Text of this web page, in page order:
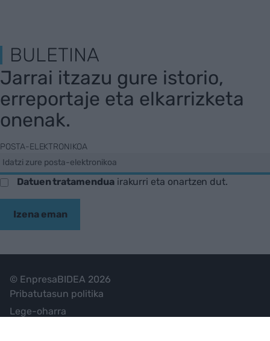
BULETINA
Jarrai itzazu gure istorio,
erreportaje eta elkarrizketa
onenak.
POSTA-ELEKTRONIKOA
Datuen tratamenduairakurri eta onartzen dut.
Izena eman
© EnpresaBIDEA 2026
Pribatutasun politika
Lege-oharra